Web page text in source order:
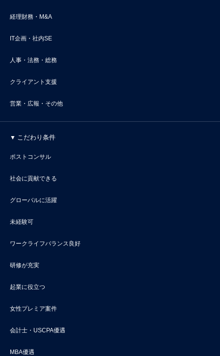
経理財務・M&A
IT企画・社内SE
人事・法務・総務
クライアント支援
営業・広報・その他
こだわり条件
ポストコンサル
社会に貢献できる
グローバルに活躍
未経験可
ワークライフバランス良好
研修が充実
起業に役立つ
女性プレミア案件
会計士・USCPA優遇
MBA優遇